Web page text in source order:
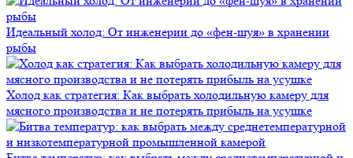
Идеальный холод: От инженерии до «фен-шуя» в хранении
рыбы
Холод как стратегия: Как выбрать холодильную камеру для
мясного производства и не потерять прибыль на усушке